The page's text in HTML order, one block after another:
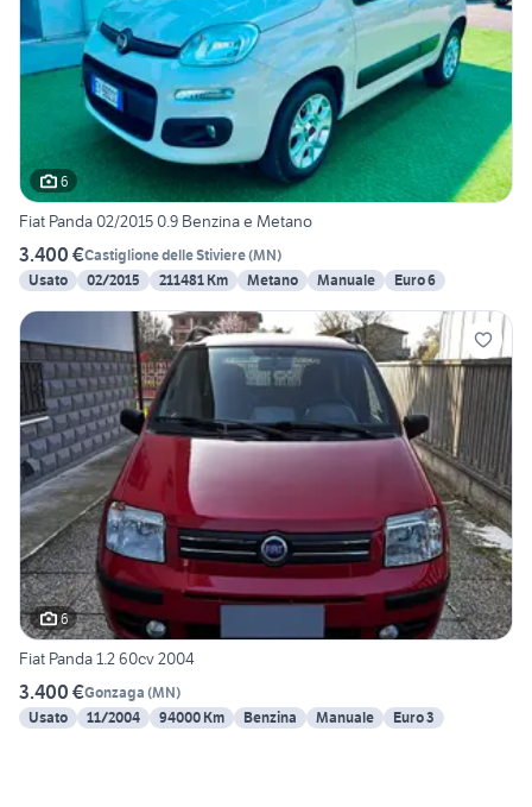
6
Fiat Panda 02/2015 0.9 Benzina e Metano
3.400 €Castiglione delle Stiviere(MN)
Usato
02/2015 211481 Km Metano Manuale Euro 6
6
Fiat Panda 1.2 60cv 2004
3.400 €Gonzaga (MN)
Usato
11/2004 94000 Km Benzina Manuale Euro 3